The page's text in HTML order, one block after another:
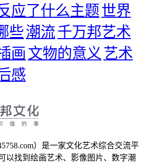
应了什么主题世界
些潮流千万邦艺术
画 文物的意义 艺术
感
）是一家文化艺术综合交流平
以找到绘画艺术、影像图片、数字潮